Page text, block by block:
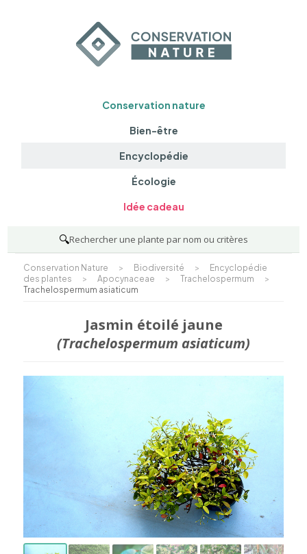
Conservation nature
Bien-être
Encyclopédie
Écologie
Idée cadeau
🔍Rechercher une plante par nom ou critères
Conservation Nature > Biodiversité >
Encyclopédie
des plantes
> Apocynaceae > Trachelospermum
>
Trachelospermum asiaticum
Jasmin étoilé jaune
(Trachelospermum asiaticum)